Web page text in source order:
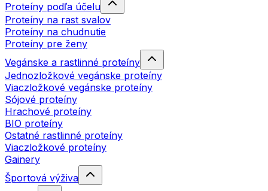
Proteíny podľa účelu
Proteíny na rast svalov
Proteíny na chudnutie
Proteíny pre ženy
Vegánske a rastlinné proteíny
Jednozložkové vegánske proteíny
Viaczložkové vegánske proteíny
Sójové proteíny
Hrachové proteíny
BIO proteíny
Ostatné rastlinné proteíny
Viaczložkové proteíny
Gainery
Športová výživa